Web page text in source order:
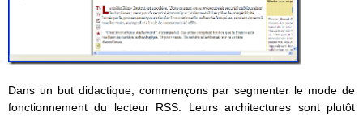
Dans un but didactique, commençons par segmenter le mode de
fonctionnement du lecteur RSS. Leurs architectures sont plutôt